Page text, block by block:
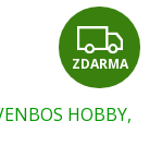
Z
D
A
ZDARMA
HOBBY,